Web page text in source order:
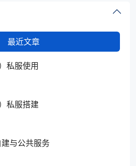
最近文章
私服使用
私服搭建
与公共服务